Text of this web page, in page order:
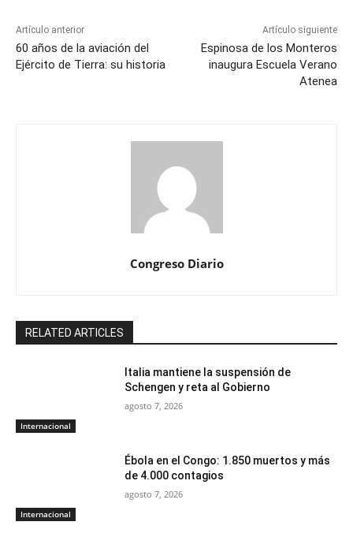
Artículo anterior
60 años de la aviación del
Ejército de Tierra: su historia
Artículo siguiente
Espinosa de los Monteros
inaugura Escuela Verano
Atenea
Congreso Diario
RELATED ARTICLES
Internacional
Italia mantiene la suspensión de
Schengen y reta al Gobierno
agosto 7, 2026
Internacional
Ébola en el Congo: 1.850 muertos y más
de 4.000 contagios
agosto 7, 2026